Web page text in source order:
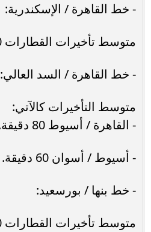
- خط القاهرة / الإسكندرية:
متوسط تأخيرات القطارات 20 دقيقة.
- خط القاهرة / السد العالي:
متوسط التأخيرات كالآتي:
- القاهرة / أسيوط 80 دقيقة.
- أسيوط / أسوان 60 دقيقة.
- خط بنها / بورسعيد:
متوسط تأخيرات القطارات 90 دقيقة.